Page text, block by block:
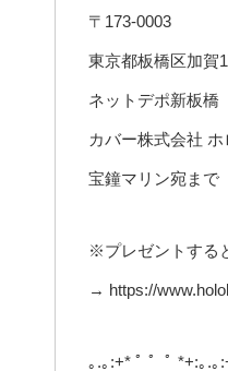
〒173-0003
東京都板橋区加賀
ネットデポ新板橋
カバー株式会社
宝鐘マリン宛まで
※プレゼントする
→ https://
｡.｡:+* ﾟ ゜ﾟ *+:｡.｡